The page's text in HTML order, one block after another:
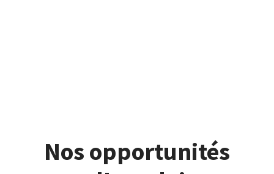
Nos opportunités